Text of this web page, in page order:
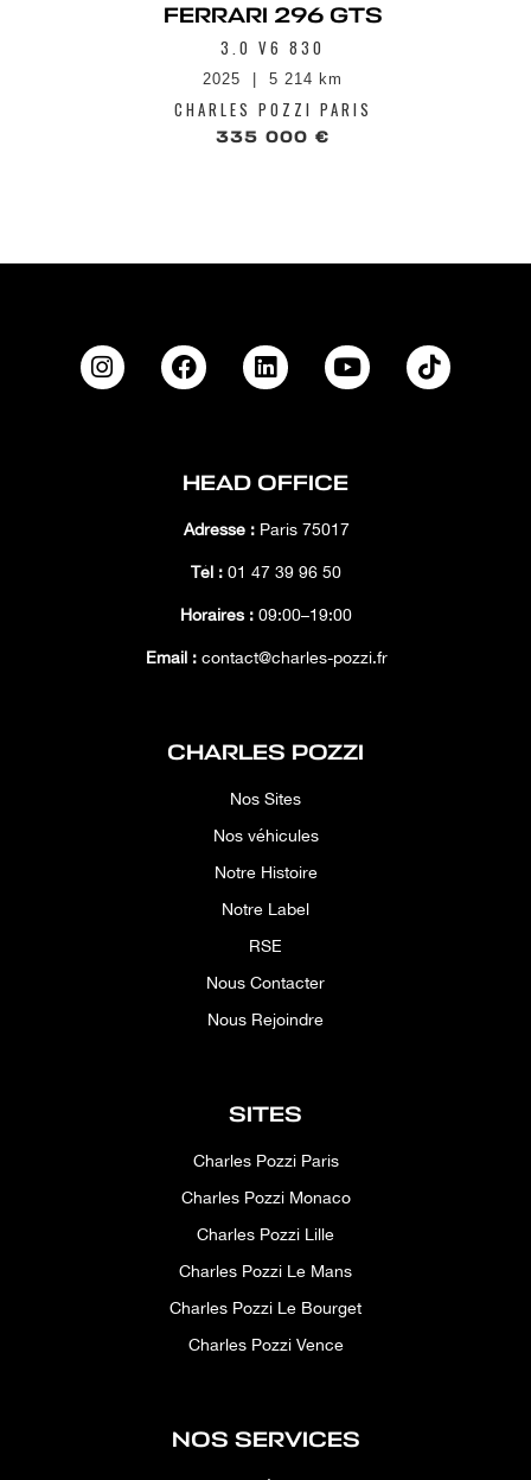
FERRARI 296 GTS
3.0 V6 830
2025 5 214 km
CHARLES POZZI PARIS
335 000 €
HEAD OFFICE
Adresse :Paris 75017
Tél : 01 47 39 96 50
Horaires : 09:00–19:00
Email :contact@charles-pozzi.fr
CHARLES POZZI
Nos Sites
Nos véhicules
Notre Histoire
Notre Label
RSE
Nous Contacter
Nous Rejoindre
SITES
Charles Pozzi Paris
Charles Pozzi Monaco
Charles Pozzi Lille
Charles Pozzi Le Mans
Charles Pozzi Le Bourget
Charles Pozzi Vence
NOS SERVICES